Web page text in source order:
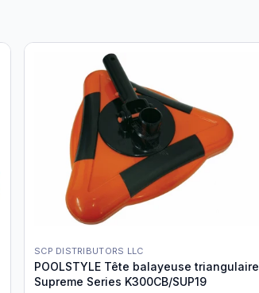
SCP DISTRIBUTORS LLC
POOLSTYLE Tête balayeuse triangulaire
Supreme Series K300CB/SUP19